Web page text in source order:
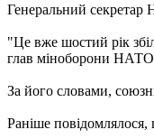
Генеральний секретар
"Це вже шостий рік
глав міноборони
За його словами,
Раніше